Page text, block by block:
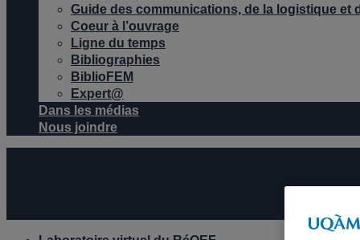
Guide des communications, de la logistique et
Coeur à l’ouvrage
Ligne du temps
Bibliographies
BiblioFEM
Expert@
Dans les médias
Nous joindre